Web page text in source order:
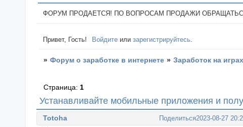
ФОРУМ ПРОДАЕТСЯ! ПО ВОПРОСАМ ПРОДАЖИ ОБРАЩАТЬСЯ:
Привет, Гость! Войдите илизарегистрируйтесь.
» Форум о заработке в интернете » Заработок на
Устанавливайте мобильные приложения и
Страница: 1
Поделиться2023-08-27
Totoha